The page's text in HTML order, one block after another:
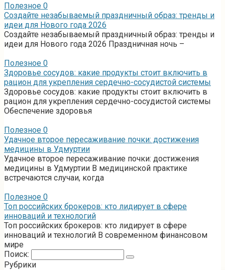
Полезное 0
Создайте незабываемый праздничный образ: тренды и
идеи для Нового года 2026
Создайте незабываемый праздничный образ: тренды и
идеи для Нового года 2026 Праздничная ночь –
Полезное 0
Здоровье сосудов: какие продукты стоит включить в
рацион для укрепления сердечно-сосудистой системы
Здоровье сосудов: какие продукты стоит включить в
рацион для укрепления сердечно-сосудистой системы
Обеспечение здоровья
Полезное 0
Удачное второе пересаживание почки: достижения
медицины в Удмуртии
Удачное второе пересаживание почки: достижения
медицины в Удмуртии В медицинской практике
встречаются случаи, когда
Полезное 0
Топ российских брокеров: кто лидирует в сфере
инноваций и технологий
Топ российских брокеров: кто лидирует в сфере
инноваций и технологий В современном финансовом
мире
Поиск:
Рубрики